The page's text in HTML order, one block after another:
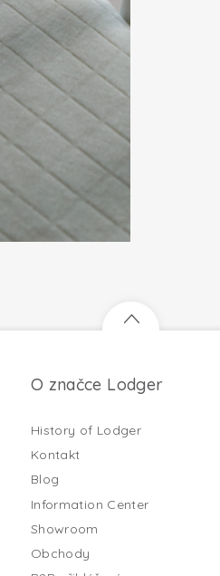
O značce Lodger
History of Lodger
Kontakt
Blog
Information Center
Showroom
Obchody